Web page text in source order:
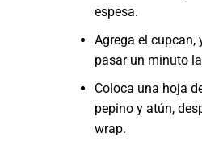
espesa.
Agrega el cupcan,
pasar un minuto
Coloca una hoja
pepino y atún,
wrap.